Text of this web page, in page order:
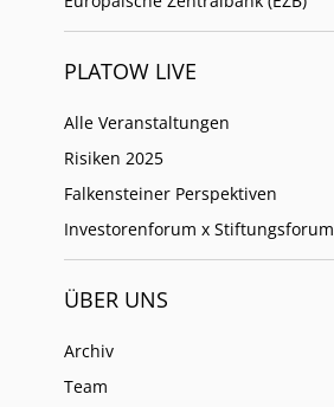
PLATOW LIVE
Alle Veranstaltungen
Risiken 2025
Falkensteiner Perspektiven
Investorenforum x Stiftungsforum
ÜBER UNS
Archiv
Team